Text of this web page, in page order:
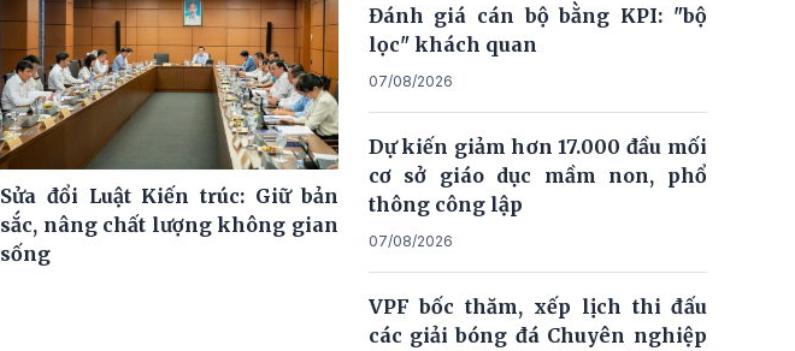
Sửa đổi Luật Kiến trúc: Giữ bản
sắc, nâng chất lượng không gian
sống
Đánh giá cán bộ bằng KPI: "bộ
lọc" khách quan
07/08/2026
Dự kiến giảm hơn 17.000 đầu mối
cơ sở giáo dục mầm non, phổ
thông công lập
07/08/2026
VPF bốc thăm, xếp lịch thi đấu
các giải bóng đá Chuyên nghiệp